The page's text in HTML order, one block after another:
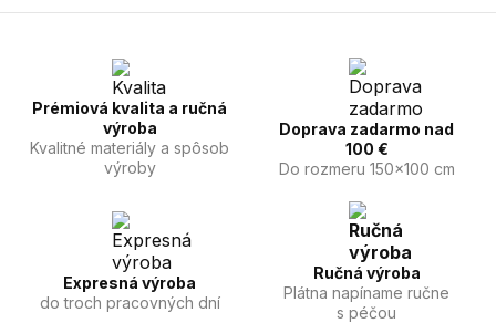
Prémiová kvalita a ručná
výroba
Kvalitné materiály a spôsob
výroby
Doprava zadarmo nad
100 €
Do rozmeru 150x100 cm
Expresná výroba
do troch pracovných dní
Ručná výroba
Plátna napíname ručne
s péčou